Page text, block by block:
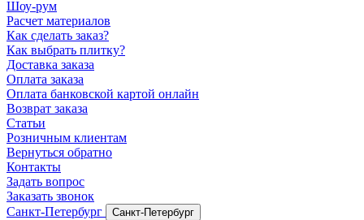
Шоу-рум
Расчет материалов
Как сделать заказ?
Как выбрать плитку?
Доставка заказа
Оплата заказа
Оплата банковской картой онлайн
Возврат заказа
Статьи
Розничным клиентам
Вернуться обратно
Контакты
Задать вопрос
Заказать звонок
Санкт-Петербург
Санкт-Петербург